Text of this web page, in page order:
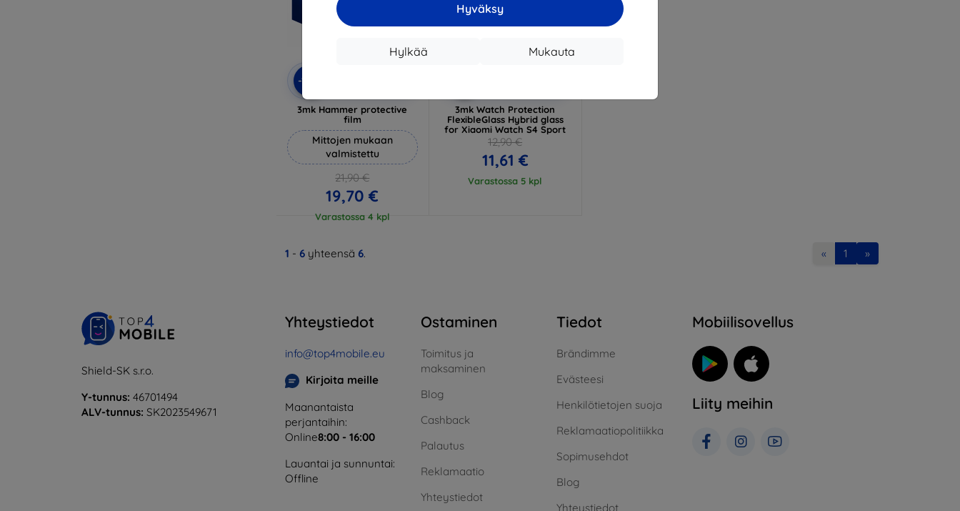
Hyväksy
Mukauta
Hylkää
-10%
3mk Hammer protective
film
Mittojen mukaan
valmistettu
21,90 €
19,70 €
Varastossa 4 kpl
3mk Watch Protection
FlexibleGlass Hybrid glass
for Xiaomi Watch S4 Sport
12,90 €
11,61 €
Varastossa 5 kpl
1 - 6 yhteensä 6. « 1 »
Shield-SK s.r.o.
Y-tunnus: 46701494
ALV-tunnus: SK2023549671
Yhteystiedot
info@top4mobile.eu
Kirjoita meille
Maanantaista
perjantaihin:
Online8:00 - 16:00
Lauantai ja sunnuntai:
Offline
Ostaminen
Toimitus ja
maksaminen
Blog
Cashback
Palautus
Reklamaatio
Yhteystiedot
Tiedot
Brändimme
Evästeesi
Henkilötietojen suoja
Reklamaatiopolitiikka
Sopimusehdot
Blog
Yhteystiedot
Mobiilisovellus
Liity meihin